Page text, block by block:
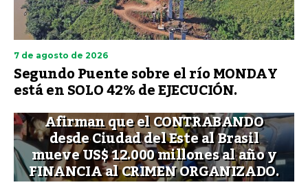
7 de agosto de 2026
Segundo Puente sobre el río MONDAY
está en SOLO 42% de EJECUCIÓN.
Afirman que el CONTRABANDO
desde Ciudad del Este al Brasil
mueve US$ 12.000 millones al año y
FINANCIA al CRIMEN ORGANIZADO.